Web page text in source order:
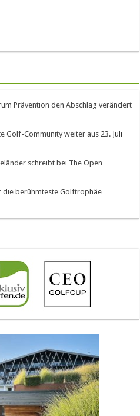
Prävention den Abschlag verändert
Golf-Community weiter aus 23. Juli
schreibt bei The Open
die berühmteste Golftrophäe